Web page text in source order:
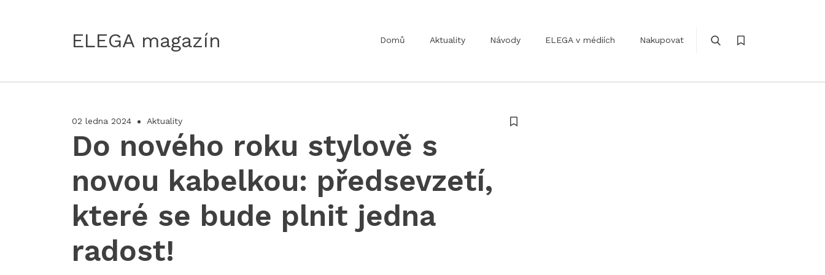
ELEGA magazín Domů Aktuality Návody ELEGA v médiích Nakupovat
02 ledna 2024 Aktuality
Do nového roku stylově s
novou kabelkou: předsevzetí,
které se bude plnit jedna
radost!